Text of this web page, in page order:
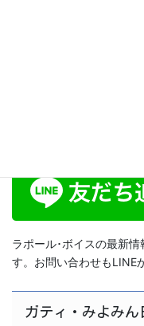
ラポール･ボイスの最新
す。お問い合わせもLINE
ガティ・みよみん